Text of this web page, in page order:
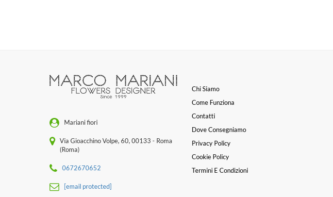
Mariani fiori
Via Gioacchino Volpe, 60, 00133 - Roma
(Roma)
0672670652
[email protected]
Chi Siamo
Come Funziona
Contatti
Dove Consegniamo
Privacy Policy
Cookie Policy
Termini E Condizioni